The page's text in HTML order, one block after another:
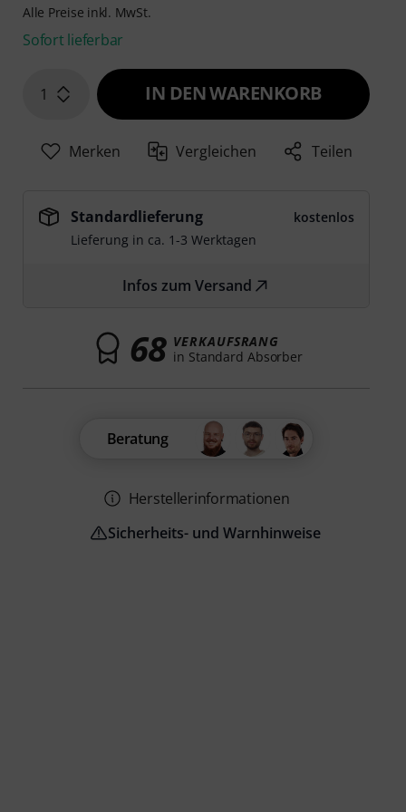
Alle Preise inkl. MwSt.
Sofort lieferbar
1 IN DEN WARENKORB
Merken Vergleichen Teilen
Standardlieferung
kostenlos
Lieferung in ca. 1-3 Werktagen
Infos zum Versand
68 VERKAUFSRANG
in Standard Absorber
Beratung
Herstellerinformationen
Sicherheits- und Warnhinweise